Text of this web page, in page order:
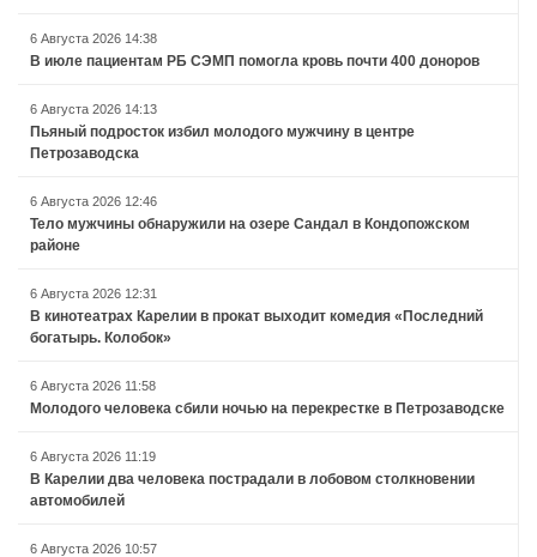
6 Августа 2026 14:38
В июле пациентам РБ СЭМП помогла кровь почти 400 доноров
6 Августа 2026 14:13
Пьяный подросток избил молодого мужчину в центре
Петрозаводска
6 Августа 2026 12:46
Тело мужчины обнаружили на озере Сандал в Кондопожском
районе
6 Августа 2026 12:31
В кинотеатрах Карелии в прокат выходит комедия «Последний
богатырь. Колобок»
6 Августа 2026 11:58
Молодого человека сбили ночью на перекрестке в Петрозаводске
6 Августа 2026 11:19
В Карелии два человека пострадали в лобовом столкновении
автомобилей
6 Августа 2026 10:57